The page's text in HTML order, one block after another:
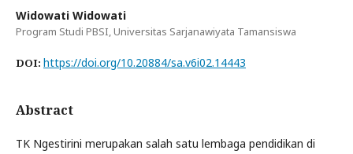
Widowati Widowati
Program Studi PBSI, Universitas Sarjanawiyata Tamansiswa
DOI: https://doi.org/10.20884/sa.v6i02.14443
Abstract
TK Ngestirini merupakan salah satu lembaga pendidikan di